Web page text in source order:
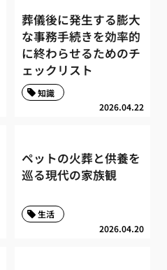
葬儀後に発生する膨大
な事務手続きを効率的
に終わらせるためのチ
ェックリスト
2026.04.22
知識
ペットの火葬と供養を
巡る現代の家族観
2026.04.20
生活